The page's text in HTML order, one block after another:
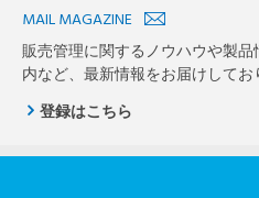
MAIL MAGAZINE
販売管理に関するノウハウや製
内など、最新情報をお届けしてお
登録はこちら